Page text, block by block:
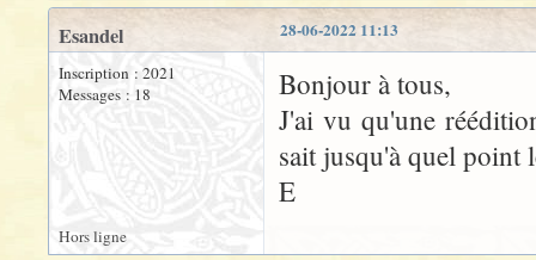
28-06-2022 11:13
Esandel
Inscription : 2021
Messages : 18
Bonjour à tous,
J'ai vu qu'une
sait jusqu'à quel point
E
Hors ligne